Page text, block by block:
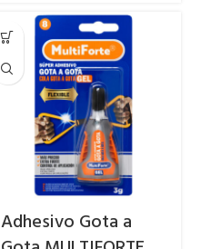
Adhesivo Gota a